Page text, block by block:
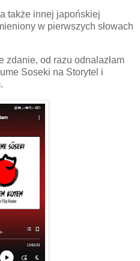
także innej japońskiej
w pierwszych słowach
zdanie, od razu odnalazłam
Soseki na Storytel i